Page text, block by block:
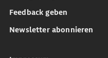
Feedback geben
Newsletter abonnieren